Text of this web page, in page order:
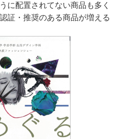
に配置されてない商品も多く
証・推奨のある商品が増える